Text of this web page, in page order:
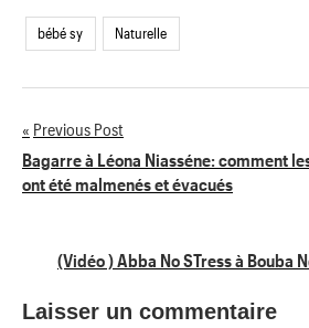
bébé sy Naturelle
Navigation
de
Previous Post
Bagarre à Léona Niasséne: comment
ont été malmenés et évacués
(Vidéo ) Abba No STress à Bouba
Laisser un commentaire